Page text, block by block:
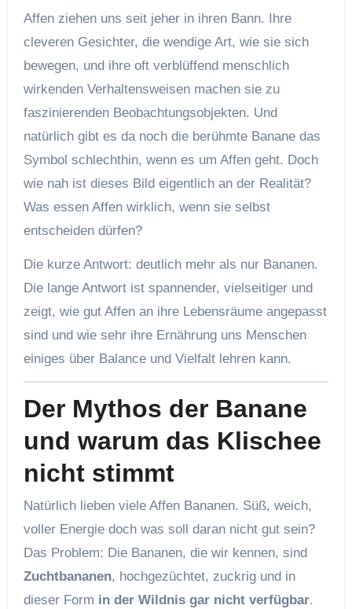
Affen ziehen uns seit jeher in ihren Bann. Ihre
cleveren Gesichter, die wendige Art, wie sie sich
bewegen, und ihre oft verblüffend menschlich
wirkenden Verhaltensweisen machen sie zu
faszinierenden Beobachtungsobjekten. Und
natürlich gibt es da noch die berühmte Banane das
Symbol schlechthin, wenn es um Affen geht. Doch
wie nah ist dieses Bild eigentlich an der Realität?
Was essen Affen wirklich, wenn sie selbst
entscheiden dürfen?
Die kurze Antwort: deutlich mehr als nur Bananen.
Die lange Antwort ist spannender, vielseitiger und
zeigt, wie gut Affen an ihre Lebensräume angepasst
sind und wie sehr ihre Ernährung uns Menschen
einiges über Balance und Vielfalt lehren kann.
Der Mythos der Banane
und warum das Klischee
nicht stimmt
Natürlich lieben viele Affen Bananen. Süß, weich,
voller Energie doch was soll daran nicht gut sein?
Das Problem: Die Bananen, die wir kennen, sind
Zuchtbananen, hochgezüchtet, zuckrig und in
dieser Form in der Wildnis gar nicht verfügbar.